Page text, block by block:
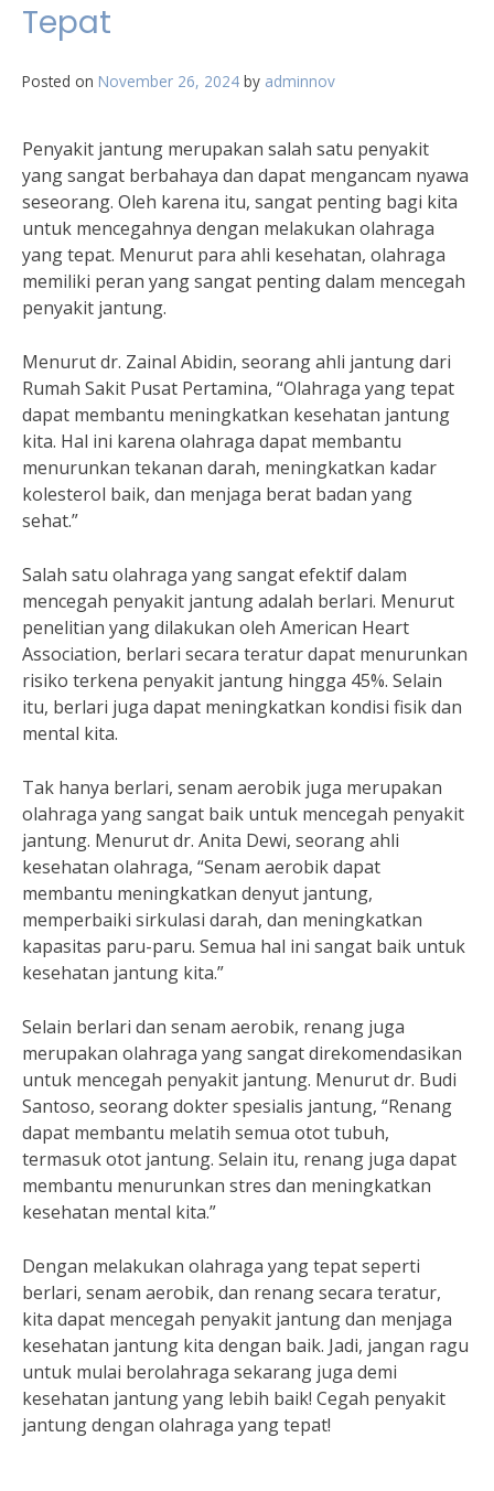
Tepat
Posted on November 26, 2024 by adminnov
Penyakit jantung merupakan salah satu penyakit
yang sangat berbahaya dan dapat mengancam nyawa
seseorang. Oleh karena itu, sangat penting bagi kita
untuk mencegahnya dengan melakukan olahraga
yang tepat. Menurut para ahli kesehatan, olahraga
memiliki peran yang sangat penting dalam mencegah
penyakit jantung.
Menurut dr. Zainal Abidin, seorang ahli jantung dari
Rumah Sakit Pusat Pertamina, “Olahraga yang tepat
dapat membantu meningkatkan kesehatan jantung
kita. Hal ini karena olahraga dapat membantu
menurunkan tekanan darah, meningkatkan kadar
kolesterol baik, dan menjaga berat badan yang
sehat.”
Salah satu olahraga yang sangat efektif dalam
mencegah penyakit jantung adalah berlari. Menurut
penelitian yang dilakukan oleh American Heart
Association, berlari secara teratur dapat menurunkan
risiko terkena penyakit jantung hingga 45%. Selain
itu, berlari juga dapat meningkatkan kondisi fisik dan
mental kita.
Tak hanya berlari, senam aerobik juga merupakan
olahraga yang sangat baik untuk mencegah penyakit
jantung. Menurut dr. Anita Dewi, seorang ahli
kesehatan olahraga, “Senam aerobik dapat
membantu meningkatkan denyut jantung,
memperbaiki sirkulasi darah, dan meningkatkan
kapasitas paru-paru. Semua hal ini sangat baik untuk
kesehatan jantung kita.”
Selain berlari dan senam aerobik, renang juga
merupakan olahraga yang sangat direkomendasikan
untuk mencegah penyakit jantung. Menurut dr. Budi
Santoso, seorang dokter spesialis jantung, “Renang
dapat membantu melatih semua otot tubuh,
termasuk otot jantung. Selain itu, renang juga dapat
membantu menurunkan stres dan meningkatkan
kesehatan mental kita.”
Dengan melakukan olahraga yang tepat seperti
berlari, senam aerobik, dan renang secara teratur,
kita dapat mencegah penyakit jantung dan menjaga
kesehatan jantung kita dengan baik. Jadi, jangan ragu
untuk mulai berolahraga sekarang juga demi
kesehatan jantung yang lebih baik! Cegah penyakit
jantung dengan olahraga yang tepat!